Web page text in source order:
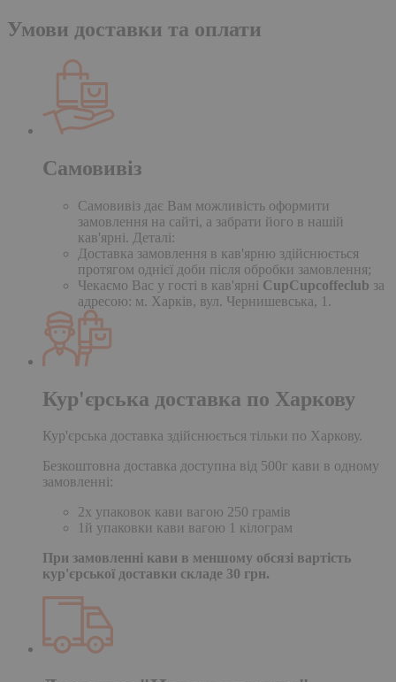
Умови доставки та оплати
Самовивіз
Самовивіз дає Вам можливість оформити
замовлення на сайті, а забрати його в нашій
кав'ярні. Деталі:
Доставка замовлення в кав'ярню здійснюється
протягом однієї доби після обробки замовлення;
Чекаємо Вас у гості в кав'ярні CupCupcoffeclub за
адресою: м. Харків, вул. Чернишевська, 1.
Кур'єрська доставка по Харкову
Кур'єрська доставка здійснюється тільки по Харкову.
Безкоштовна доставка доступна від 500г кави в одному
замовленні:
2х упаковок кави вагою 250 грамів
1й упаковки кави вагою 1 кілограм
При замовленні кави в меншому обсязі вартість
кур'єрської доставки складе 30 грн.